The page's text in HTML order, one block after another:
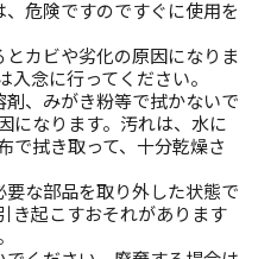
危険ですのですぐに使用を
カビや劣化の原因になりま
入念に行ってください。
、みがき粉等で拭かないで
になります。汚れは、水に
で拭き取って、十分乾燥さ
な部品を取り外した状態で
き起こすおそれがあります